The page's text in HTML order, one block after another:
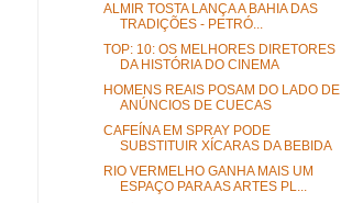
ALMIR TOSTA LANÇA A BAHIA DAS
TRADIÇÕES - PETRÓ...
TOP: 10: OS MELHORES DIRETORES
DA HISTÓRIA DO CINEMA
HOMENS REAIS POSAM DO LADO DE
ANÚNCIOS DE CUECAS
CAFEÍNA EM SPRAY PODE
SUBSTITUIR XÍCARAS DA BEBIDA
RIO VERMELHO GANHA MAIS UM
ESPAÇO PARA AS ARTES PL...